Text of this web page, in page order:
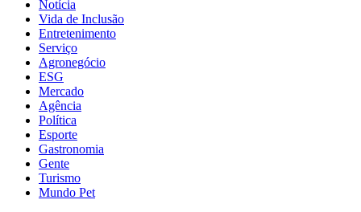
Notícia
Vida de Inclusão
Entretenimento
Serviço
Agronegócio
ESG
Mercado
Agência
Política
Esporte
Gastronomia
Gente
Turismo
Mundo Pet